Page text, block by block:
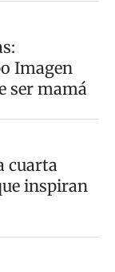
Imagen
ser mamá
cuarta
inspiran